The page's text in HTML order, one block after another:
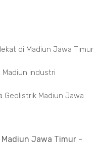
di Madiun Jawa Timur
Madiun industri
Geolistrik Madiun Jawa
Jawa Timur -